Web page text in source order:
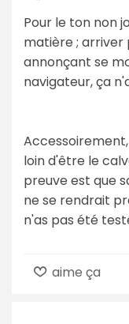
Pour le ton non
matière ; arriver
annonçant se
navigateur, ça
loin d'être le
preuve est que
ne se rendrait
n'as pas été
aime ça